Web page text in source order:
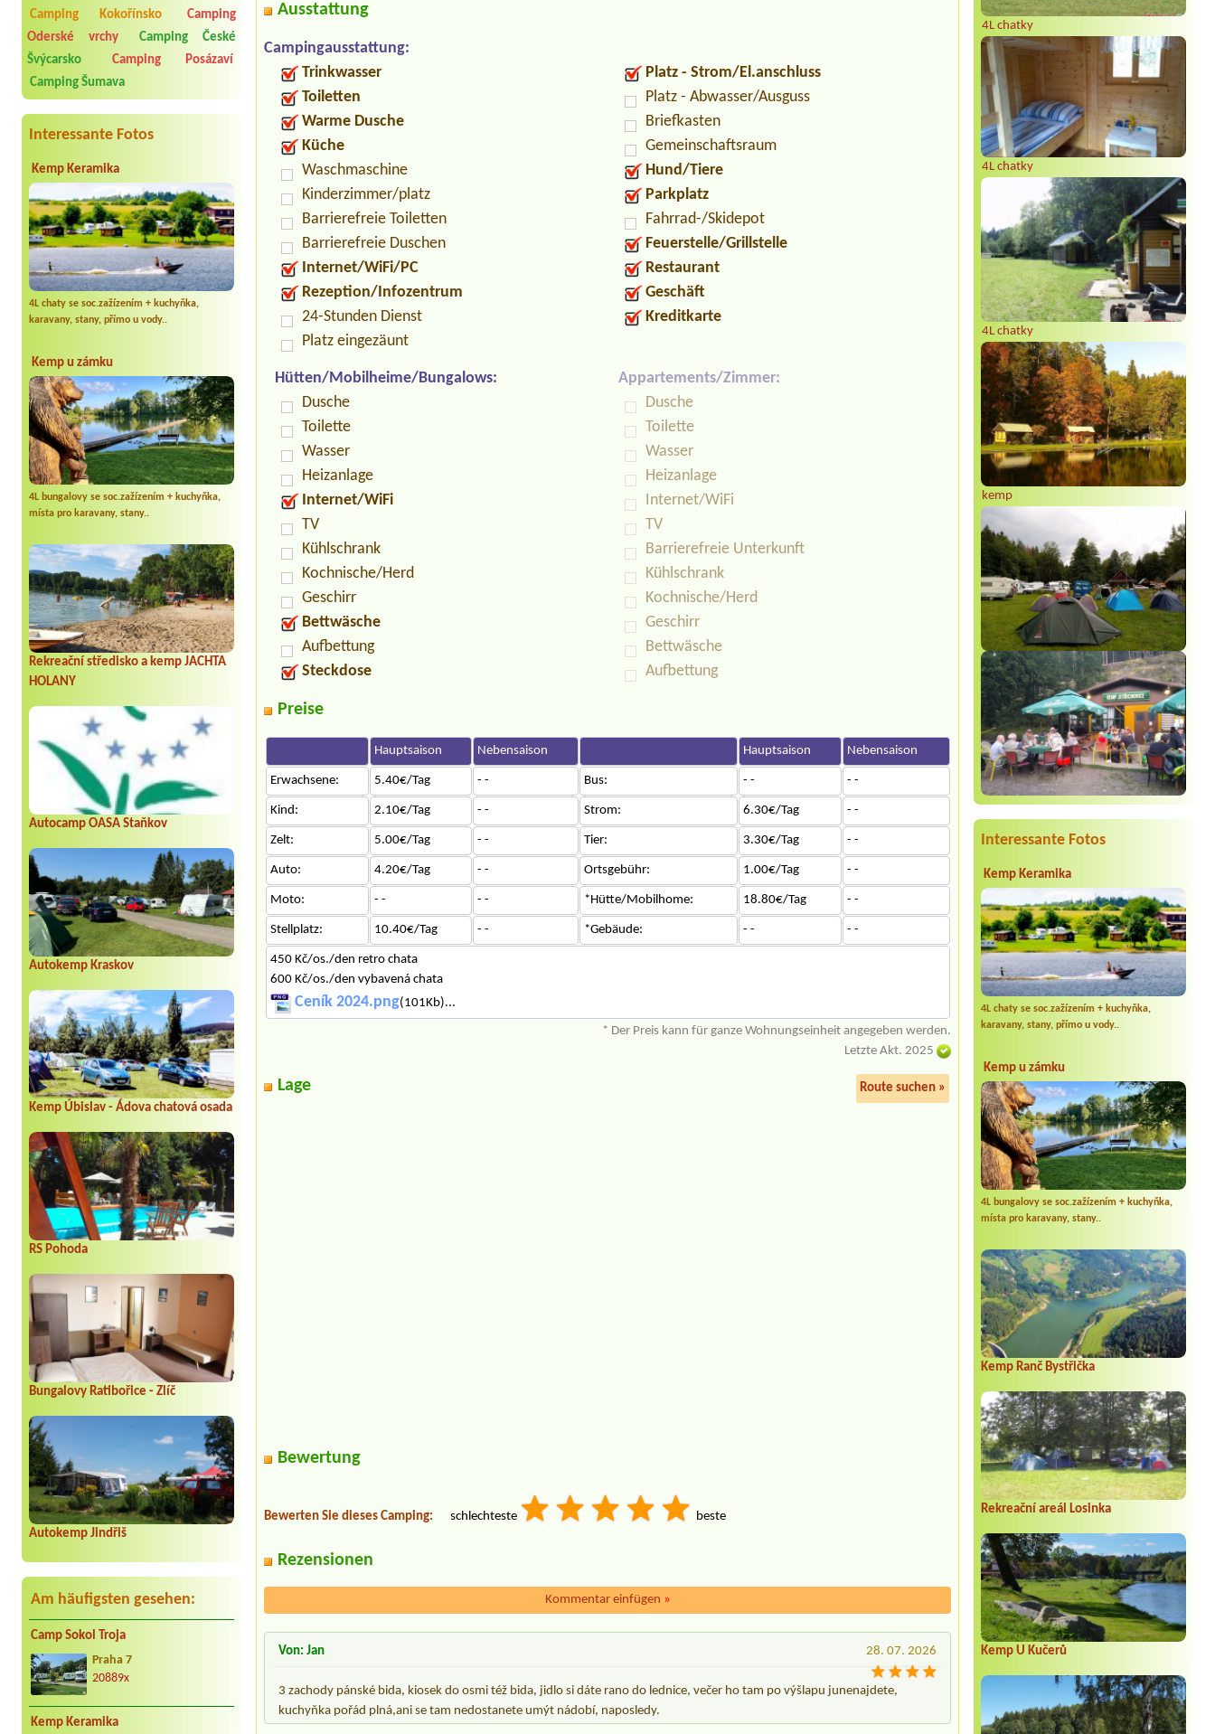
Camping Kokořínsko
Camping
Oderské vrchy
Camping České
Švýcarsko
Camping Posázaví
Camping Šumava
Interessante Fotos
Kemp Keramika
4L chaty se soc.zažízením + kuchyňka,
karavany, stany, přímo u vody..
Kemp u zámku
4L bungalovy se soc.zažízením + kuchyňka,
místa pro karavany, stany..
Rekreační středisko a kemp JACHTA
HOLANY
Autocamp OASA Staňkov
Autokemp Kraskov
Kemp Úbislav - Ádova chatová osada
RS Pohoda
Bungalovy Ratibořice - Zlíč
Autokemp Jindřiš
Am häufigsten gesehen:
Camp Sokol Troja
Praha 7
20889x
Kemp Keramika
4L chatky
4L chatky
4L chatky
kemp
Interessante Fotos
Kemp Keramika
4L chaty se soc.zažízením + kuchyňka,
karavany, stany, přímo u vody..
Kemp u zámku
4L bungalovy se soc.zažízením + kuchyňka,
místa pro karavany, stany..
Kemp Ranč Bystřička
Rekreační areál Losinka
Kemp U Kučerů
Ausstattung
Campingausstattung:
Trinkwasser
Toiletten
Warme Dusche
Küche
Waschmaschine
Kinderzimmer/platz
Barrierefreie Toiletten
Barrierefreie Duschen
Internet/WiFi/PC
Rezeption/Infozentrum
24-Stunden Dienst
Platz eingezäunt
Platz - Strom/El.anschluss
Platz - Abwasser/Ausguss
Briefkasten
Gemeinschaftsraum
Hund/Tiere
Parkplatz
Fahrrad-/Skidepot
Feuerstelle/Grillstelle
Restaurant
Geschäft
Kreditkarte
Hütten/Mobilheime/Bungalows:
Dusche
Toilette
Wasser
Heizanlage
Internet/WiFi
TV
Kühlschrank
Kochnische/Herd
Geschirr
Bettwäsche
Aufbettung
Steckdose
Appartements/Zimmer:
Dusche
Toilette
Wasser
Heizanlage
Internet/WiFi
TV
Barrierefreie Unterkunft
Kühlschrank
Kochnische/Herd
Geschirr
Bettwäsche
Aufbettung
Preise
Hauptsaison Nebensaison Hauptsaison Nebensaison
Erwachsene: 5.40€/Tag - - Bus: - - - -
Kind: 2.10€/Tag - - Strom: 6.30€/Tag - -
Zelt: 5.00€/Tag - - Tier: 3.30€/Tag - -
Auto: 4.20€/Tag - - Ortsgebühr: 1.00€/Tag - -
Moto: - - - - *Hütte/Mobilhome: 18.80€/Tag - -
Stellplatz: 10.40€/Tag - - *Gebäude: - - - -
450 Kč/os./den retro chata
600 Kč/os./den vybavená chata
Ceník 2024.png(101Kb)...
* Der Preis kann für ganze Wohnungseinheit angegeben werden.
Letzte Akt. 2025
Lage Route suchen »
Bewertung
Bewerten Sie dieses Camping: schlechteste beste
Rezensionen
Kommentar einfügen »
28. 07. 2026
Von: Jan
3 zachody pánské bida, kiosek do osmi též bida, jidlo si dáte rano do lednice, večer ho tam po výšlapu junenajdete,
kuchyňka pořád plná,ani se tam nedostanete umýt nádobí, naposledy.